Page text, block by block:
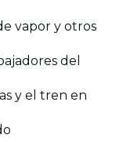
vapor y otros
del
y el tren en